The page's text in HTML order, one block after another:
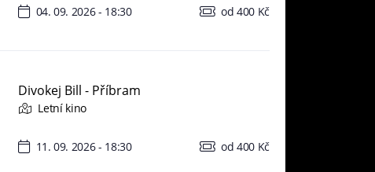
04. 09. 2026 - 18:30 od 400 Kč
Divokej Bill - Příbram
Letní kino
11. 09. 2026 - 18:30 od 400 Kč